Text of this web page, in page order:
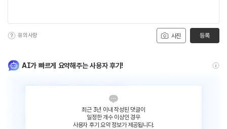
사진
유의사항 등록
AI가 빠르게 요약해주는 사용자 후기!
최근 3년 이내 작성된 댓글이
일정한 개수 이상인 경우
사용자 후기 요약 정보가 제공됩니다.